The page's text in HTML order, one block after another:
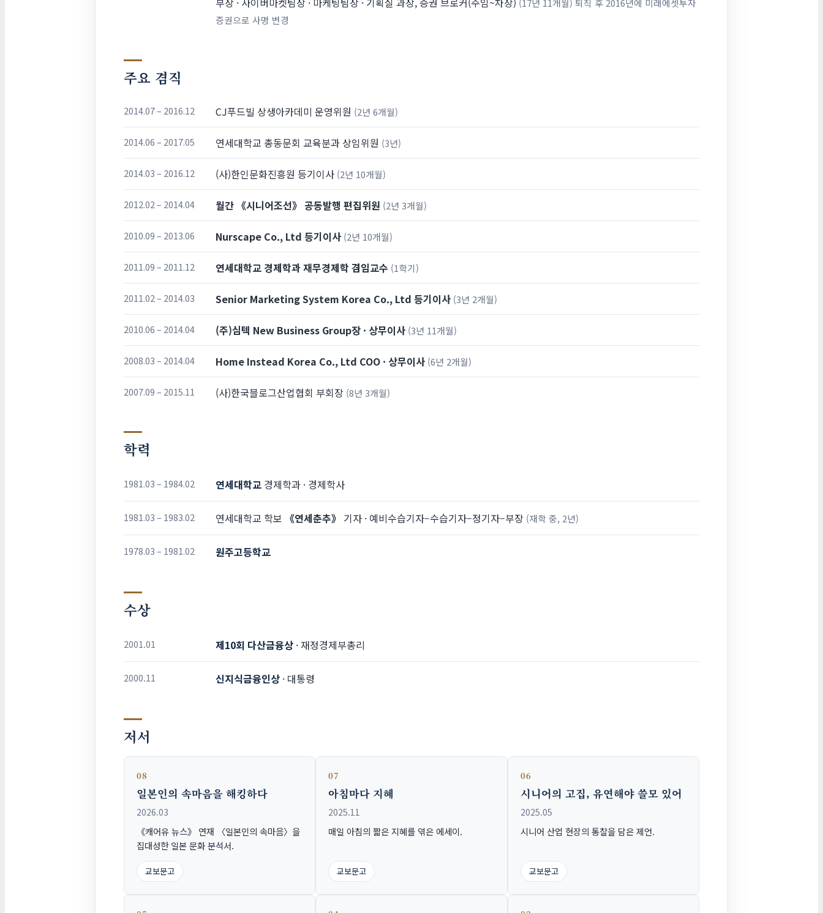
(17년 11개월) 퇴직 후 2016년에 미래에셋투자
증권으로 사명 변경
주요 겸직
2014.07 – 2016.12 CJ푸드빌 상생아카데미 운영위원 (2년 6개월)
2014.06 – 2017.05 연세대학교 총동문회 교육분과 상임위원 (3년)
2014.03 – 2016.12 (사)한인문화진흥원 등기이사 (2년 10개월)
2012.02 – 2014.04 월간 《시니어조선》 공동발행 편집위원 (2년 3개월)
2010.09 – 2013.06 Nurscape Co., Ltd 등기이사 (2년 10개월)
2011.09 – 2011.12 연세대학교 경제학과 재무경제학 겸임교수 (1학기)
2011.02 – 2014.03 Senior Marketing System Korea Co., Ltd 등기이사 (3년 2개월)
2010.06 – 2014.04 (주)심텍 New Business Group장 · 상무이사 (3년 11개월)
2008.03 – 2014.04 Home Instead Korea Co., Ltd COO · 상무이사 (6년 2개월)
2007.09 – 2015.11 (사)한국블로그산업협회 부회장 (8년 3개월)
학력
1981.03 – 1984.02 연세대학교 경제학과 · 경제학사
1981.03 – 1983.02 연세대학교 학보 《연세춘추》 기자 · 예비수습기자–수습기자–정기자–부장 (재학 중, 2년)
1978.03 – 1981.02 원주고등학교
수상
2001.01 제10회 다산금융상 · 재정경제부총리
2000.11 신지식금융인상 · 대통령
저서
08
일본인의 속마음을 해킹하다
2026.03
《캐어유 뉴스》 연재 〈일본인의 속마음〉을
집대성한 일본 문화 분석서.
교보문고
07
아침마다 지혜
2025.11
매일 아침의 짧은 지혜를 엮은 에세이.
교보문고
06
시니어의 고집, 유연해야 쓸모 있어
2025.05
시니어 산업 현장의 통찰을 담은 제언.
교보문고